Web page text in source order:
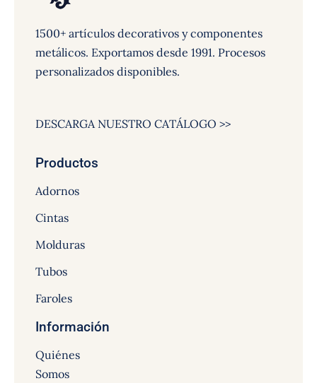
1500+ artículos decorativos y componentes
metálicos. Exportamos desde 1991. Procesos
personalizados disponibles.
DESCARGA NUESTRO CATÁLOGO >>
Productos
Adornos
Cintas
Molduras
Tubos
Faroles
Información
Quiénes
Somos